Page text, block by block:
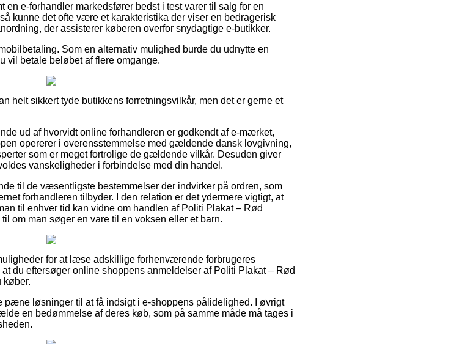
e-forhandler markedsfører bedst i test varer til salg for en
kunne det ofte være et karakteristika der viser en bedragerisk
der assisterer køberen overfor snydagtige e-butikker.
Som en alternativ mulighed burde du udnytte en
vil betale beløbet af flere omgange.
helt sikkert tyde butikkens forretningsvilkår, men det er gerne et
ud af hvorvidt online forhandleren er godkendt af e-mærket,
opererer i overensstemmelse med gældende dansk lovgivning,
som er meget fortrolige de gældende vilkår. Desuden giver
vanskeligheder i forbindelse med din handel.
til de væsentligste bestemmelser der indvirker på ordren, som
forhandleren tilbyder. I den relation er det ydermere vigtigt, at
til enhver tid kan vidne om handlen af Politi Plakat – Rød
om man søger en vare til en voksen eller et barn.
for at læse adskillige forhenværende forbrugeres
du eftersøger online shoppens anmeldelser af Politi Plakat – Rød
køber.
løsninger til at få indsigt i e-shoppens pålidelighed. I øvrigt
en bedømmelse af deres køb, som på samme måde må tages i